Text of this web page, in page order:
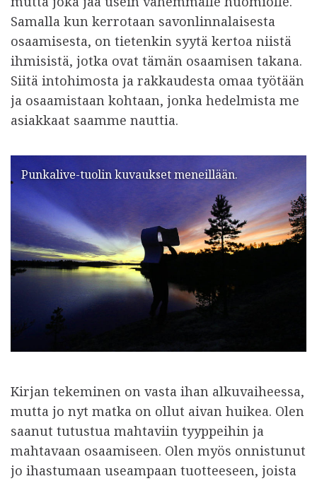
Samalla kun kerrotaan savonlinnalaisesta
osaamisesta, on tietenkin syytä kertoa niistä
ihmisistä, jotka ovat tämän osaamisen takana.
Siitä intohimosta ja rakkaudesta omaa työtään
ja osaamistaan kohtaan, jonka hedelmista me
asiakkaat saamme nauttia.
Punkalive-tuolin kuvaukset meneillään.
Kirjan tekeminen on vasta ihan alkuvaiheessa,
mutta jo nyt matka on ollut aivan huikea. Olen
saanut tutustua mahtaviin tyyppeihin ja
mahtavaan osaamiseen. Olen myös onnistunut
jo ihastumaan useampaan tuotteeseen, joista